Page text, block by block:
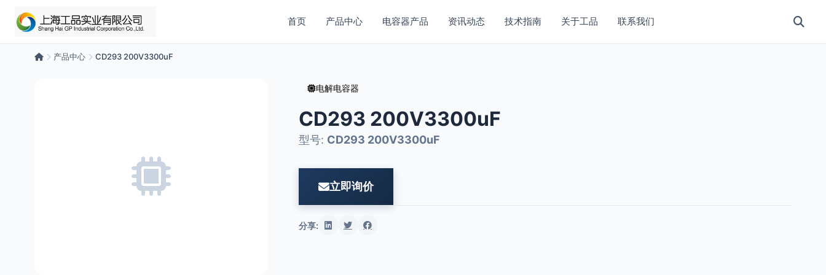
首页 产品中心 电容器产品 资讯动态 技术指南 关于工品 联系我们
产品中心 CD293 200V3300uF
电解电容器
CD293 200V3300uF
型号: CD293 200V3300uF
立即询价
分享: